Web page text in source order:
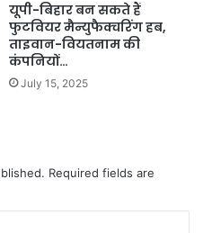
यूपी-बिहार बन सकते हैं
फुटवियर मैन्युफैक्चरिंग हब,
ताइवान-वियतनाम की
कंपनियों…
July 15, 2025
Required fields are